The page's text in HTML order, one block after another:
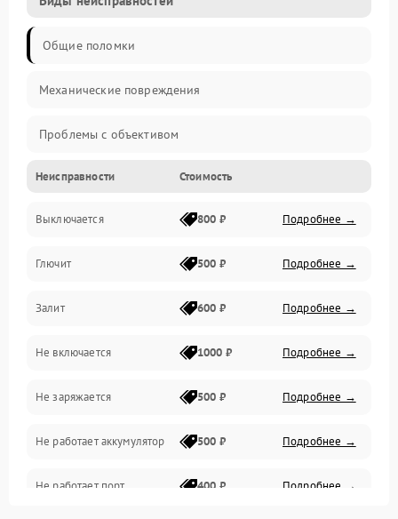
Общие поломки
Механические повреждения
Проблемы с объективом
Электронные ошибки
Механические проблемы
Матрица и оптика
Питание и питание цепей
Проблемы с картами памяти
Объективы
Программные сбои
Коммуникации и интерфейсы
Неисправности Стоимость
Выключается 800 ₽ Подробнее →
Глючит 500 ₽ Подробнее →
Залит 600 ₽ Подробнее →
Не включается 1000 ₽ Подробнее →
Не заряжается 500 ₽ Подробнее →
Не работает аккумулятор 500 ₽ Подробнее →
Не работает порт 400 ₽ Подробнее →